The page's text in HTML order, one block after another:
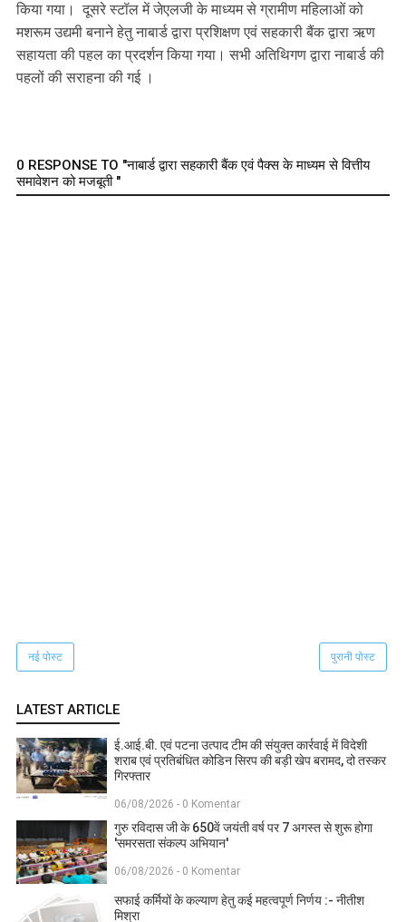
किया गया। दूसरे स्टॉल में जेएलजी के माध्यम से ग्रामीण महिलाओं को
मशरूम उद्यमी बनाने हेतु नाबार्ड द्वारा प्रशिक्षण एवं सहकारी बैंक द्वारा ऋण
सहायता की पहल का प्रदर्शन किया गया। सभी अतिथिगण द्वारा नाबार्ड की
पहलों की सराहना की गई ।
0 RESPONSE TO "नाबार्ड द्वारा सहकारी बैंक एवं पैक्स के माध्यम से वित्तीय
समावेशन को मजबूती "
नई पोस्ट पुरानी पोस्ट
LATEST ARTICLE
ई.आई.बी. एवं पटना उत्पाद टीम की संयुक्त कार्रवाई में विदेशी
शराब एवं प्रतिबंधित कोडिन सिरप की बड़ी खेप बरामद, दो तस्कर
गिरफ्तार
06/08/2026 - 0 Komentar
गुरु रविदास जी के 650वें जयंती वर्ष पर 7 अगस्त से शुरू होगा
'समरसता संकल्प अभियान'
06/08/2026 - 0 Komentar
सफाई कर्मियों के कल्याण हेतु कई महत्वपूर्ण निर्णय :- नीतीश
मिश्रा